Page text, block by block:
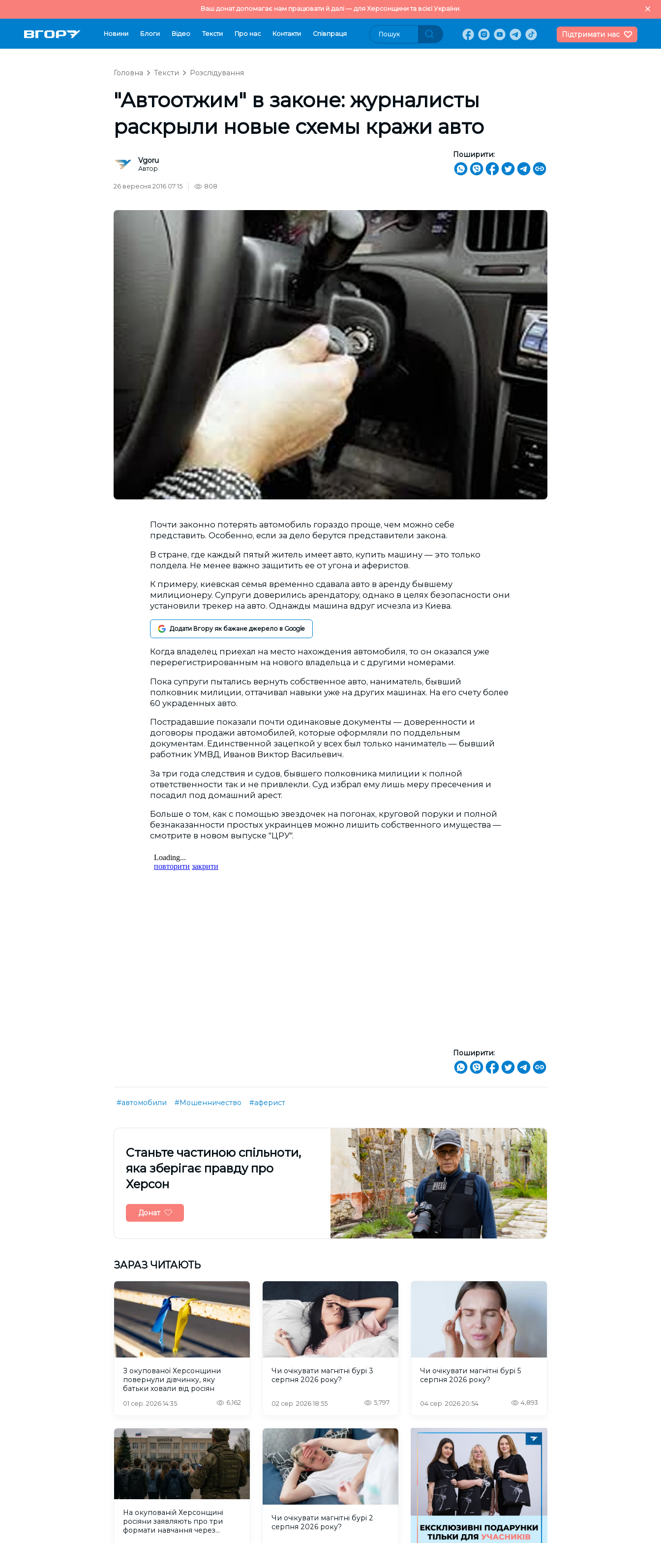
Ваш донат допомагає нам працювати й далі — для Херсонщини та всієї України.
Новини Блоги Відео Тексти Про нас Контакти Cпівпраця Підтримати нас
Головна Тексти Розслідування
"Автоотжим" в законе: журналисты
раскрыли новые схемы кражи авто
Vgoru
Автор
Поширити:
26 вересня 2016 07:15 808
Почти законно потерять автомобиль гораздо проще, чем можно себе
представить. Особенно, если за дело берутся представители закона.
В стране, где каждый пятый житель имеет авто, купить машину — это только
полдела. Не менее важно защитить ее от угона и аферистов.
К примеру, киевская семья временно сдавала авто в аренду бывшему
милиционеру. Супруги доверились арендатору, однако в целях безопасности они
установили трекер на авто. Однажды машина вдруг исчезла из Киева.
Додати Вгору як бажане джерело в Google
Когда владелец приехал на место нахождения автомобиля, то он оказался уже
перерегистрированным на нового владельца и с другими номерами.
Пока супруги пытались вернуть собственное авто, наниматель, бывший
полковник милиции, оттачивал навыки уже на других машинах. На его счету более
60 украденных авто.
Пострадавшие показали почти одинаковые документы — доверенности и
договоры продажи автомобилей, которые оформляли по поддельным
документам. Единственной зацепкой у всех был только наниматель — бывший
работник УМВД, Иванов Виктор Васильевич.
За три года следствия и судов, бывшего полковника милиции к полной
ответственности так и не привлекли. Суд избрал ему лишь меру пресечения и
посадил под домашний арест.
Больше о том, как с помощью звездочек на погонах, круговой поруки и полной
безнаказанности простых украинцев можно лишить собственного имущества —
смотрите в новом выпуске "ЦРУ".
Поширити:
#автомобили #Мошенничество #аферист
Cтаньте частиною спільноти,
яка зберігає правду про
Херсон
Донат
ЗАРАЗ ЧИТАЮТЬ
З окупованої Херсонщини
повернули дівчинку, яку
батьки ховали від росіян
01 сер. 2026 14:35 6,162
Чи очікувати магнітні бурі 3
серпня 2026 року?
02 сер. 2026 18:55 5,797
Чи очікувати магнітні бурі 5
серпня 2026 року?
04 сер. 2026 20:54 4,893
На окупованій Херсонщині
росіяни заявляють про три
формати навчання через
Чи очікувати магнітні бурі 2
серпня 2026 року?